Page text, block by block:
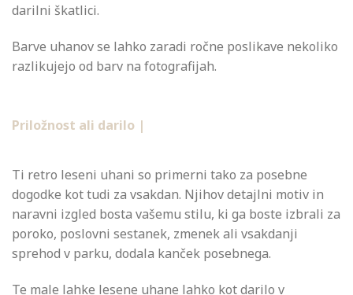
darilni škatlici.
Barve uhanov se lahko zaradi ročne poslikave nekoliko
razlikujejo od barv na fotografijah.
Priložnost ali darilo |
Ti retro leseni uhani so primerni tako za posebne
dogodke kot tudi za vsakdan. Njihov detajlni motiv in
naravni izgled bosta vašemu stilu, ki ga boste izbrali za
poroko, poslovni sestanek, zmenek ali vsakdanji
sprehod v parku, dodala kanček posebnega.
Te male lahke lesene uhane lahko kot darilo v